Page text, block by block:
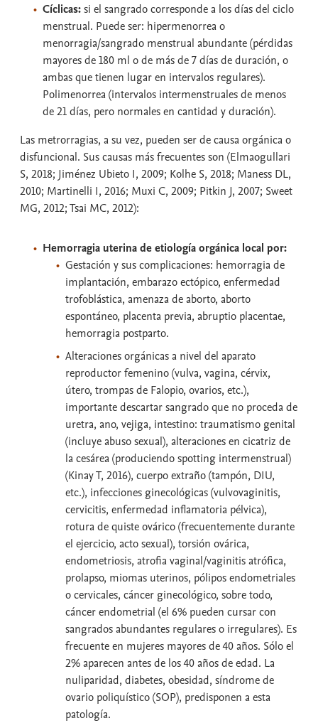
Cíclicas:si el sangrado corresponde a los días del ciclo
menstrual. Puede ser: hipermenorrea o
menorragia/sangrado menstrual abundante (pérdidas
mayores de 180 ml o de más de 7 días de duración, o
ambas que tienen lugar en intervalos regulares).
Polimenorrea (intervalos intermenstruales de menos
de 21 días, pero normales en cantidad y duración).
Las metrorragias, a su vez, pueden ser de causa orgánica o
disfuncional. Sus causas más frecuentes son (Elmaogullari
S, 2018; Jiménez Ubieto I, 2009; Kolhe S, 2018; Maness DL,
2010; Martinelli I, 2016; Muxi C, 2009; Pitkin J, 2007; Sweet
MG, 2012; Tsai MC, 2012):
Hemorragia uterina de etiología orgánica local por:
Gestación y sus complicaciones: hemorragia de
implantación, embarazo ectópico, enfermedad
trofoblástica, amenaza de aborto, aborto
espontáneo, placenta previa, abruptio placentae,
hemorragia postparto.
Alteraciones orgánicas a nivel del aparato
reproductor femenino (vulva, vagina, cérvix,
útero, trompas de Falopio, ovarios, etc.),
importante descartar sangrado que no proceda de
uretra, ano, vejiga, intestino: traumatismo genital
(incluye abuso sexual), alteraciones en cicatriz de
la cesárea (produciendo spotting intermenstrual)
(Kinay T, 2016), cuerpo extraño (tampón, DIU,
etc.), infecciones ginecológicas (vulvovaginitis,
cervicitis, enfermedad inflamatoria pélvica),
rotura de quiste ovárico (frecuentemente durante
el ejercicio, acto sexual), torsión ovárica,
endometriosis, atrofia vaginal/vaginitis atrófica,
prolapso, miomas uterinos, pólipos endometriales
o cervicales, cáncer ginecológico, sobre todo,
cáncer endometrial (el 6% pueden cursar con
sangrados abundantes regulares o irregulares). Es
frecuente en mujeres mayores de 40 años. Sólo el
2% aparecen antes de los 40 años de edad. La
nuliparidad, diabetes, obesidad, síndrome de
ovario poliquístico (SOP), predisponen a esta
patología.